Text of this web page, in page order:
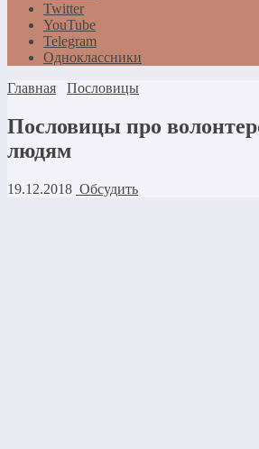
Twitter
YouTube
Telegram
Одноклассники
Главная
Пословицы
Пословицы про
людям
19.12.2018 Обсудить